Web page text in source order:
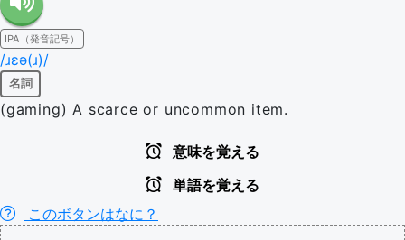
IPA（発音記号）
/ɹɛə(ɹ)/
名詞
(gaming) A scarce or uncommon item.
意味を覚える
単語を覚える
このボタンはなに？